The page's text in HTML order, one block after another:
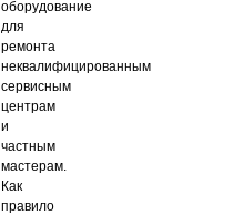
оборудование
для
ремонта
неквалифицированным
сервисным
центрам
и
частным
мастерам.
Как
правило